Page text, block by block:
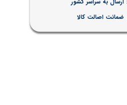
ضمانت اصالت کالا